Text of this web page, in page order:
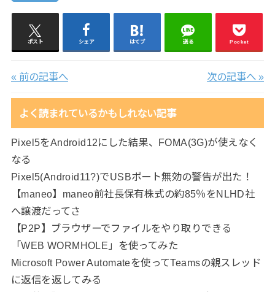
ポスト シェア はてブ 送る Pocket
« 前の記事へ 次の記事へ »
よく読まれているかもしれない記事
Pixel5をAndroid12にした結果、FOMA(3G)が使えなく
なる
Pixel5(Android11?)でUSBポート無効の警告が出た！
【maneo】maneo前社長保有株式の約85％をNLHD社
へ譲渡だってさ
【P2P】ブラウザーでファイルをやり取りできる
「WEB WORMHOLE」を使ってみた
Microsoft Power Automateを使ってTeamsの親スレッド
に返信を返してみる